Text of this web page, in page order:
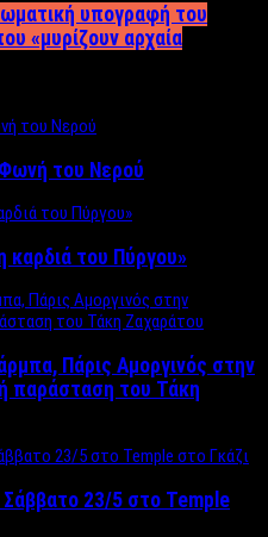
υπογραφή του
«μυρίζουν αρχαία
του Νερού
καρδιά του Πύργου»
Πάρις Αμοργινός στην
παράσταση του Τάκη
Σάββατο 23/5 στο Temple